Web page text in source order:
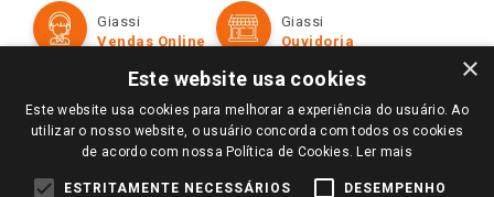
Televendas
Perguntas frequentes
Trabalhe Conosco
Identidade Visual
Formas de Pagamento
Políticas de entrega
Trocas e Devoluções
Giassi
Vendas Online
Giassi
Ouvidoria
Redes Sociais
×
Este website usa cookies
Este website usa cookies para melhorar a experiência do usuário. Ao
utilizar o nosso website, o usuário concorda com todos os cookies
de acordo com nossa Política de Cookies. Ler mais
ESTRITAMENTE NECESSÁRIOS DESEMPENHO